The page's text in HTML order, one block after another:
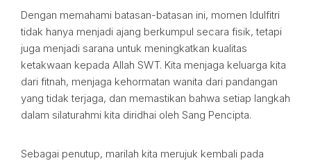
Dengan memahami batasan-batasan ini, momen Idulfitri
tidak hanya menjadi ajang berkumpul secara fisik, tetapi
juga menjadi sarana untuk meningkatkan kualitas
ketakwaan kepada Allah SWT. Kita menjaga keluarga kita
dari fitnah, menjaga kehormatan wanita dari pandangan
yang tidak terjaga, dan memastikan bahwa setiap langkah
dalam silaturahmi kita diridhai oleh Sang Pencipta.
Sebagai penutup, marilah kita merujuk kembali pada